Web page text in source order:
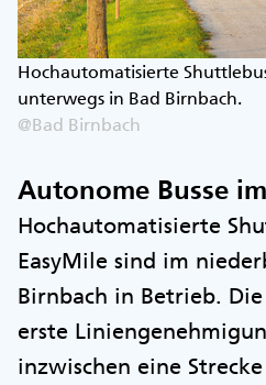
Hochautomatisierte
unterwegs in Bad Birnbach.
@Bad Birnbach
Autonome Busse
Hochautomatisierte
EasyMile sind im
Birnbach in Betrieb.
erste
inzwischen eine